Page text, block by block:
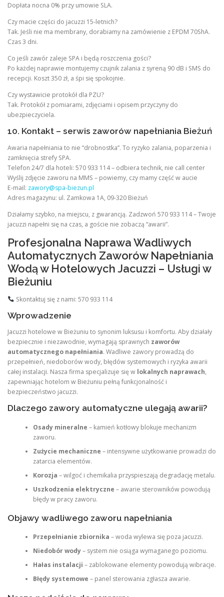
Dopłata nocna 0% przy umowie SLA.
Czy macie części do jacuzzi 15-letnich?
Tak. Jeśli nie ma membrany, dorabiamy na zamówienie z EPDM 70ShA.
Czas 3 dni.
Co jeśli zawór zaleje SPA i będą roszczenia gości?
Po każdej naprawie montujemy czujnik zalania z syreną 90 dB i SMS do
recepcji. Koszt 350 zł, a śpi się spokojnie.
Czy wystawicie protokół dla PZU?
Tak. Protokół z pomiarami, zdjęciami i opisem przyczyny do
ubezpieczyciela.
10. Kontakt – serwis zaworów napełniania Bieżuń
Awaria napełniania to nie “drobnostka”. To ryzyko zalania, poparzenia i
zamknięcia strefy SPA.
Telefon 24/7 dla hoteli: 570 933 114 – odbiera technik, nie call center
Wyślij zdjęcie zaworu na MMS – powiemy, czy mamy część w aucie
E-mail: zawory@spa-biezun.pl
Adres magazynu: ul. Zamkowa 1A, 09-320 Bieżuń
Działamy szybko, na miejscu, z gwarancją. Zadzwoń 570 933 114 – Twoje
jacuzzi napełni się na czas, a goście nie zobaczą “awarii”.
Profesjonalna Naprawa Wadliwych
Automatycznych Zaworów Napełniania
Wodą w Hotelowych Jacuzzi – Usługi w
Bieżuniu
Skontaktuj się z nami: 570 933 114
Wprowadzenie
Jacuzzi hotelowe w Bieżuniu to synonim luksusu i komfortu. Aby działały
bezpiecznie i niezawodnie, wymagają sprawnych zaworów
automatycznego napełniania. Wadliwe zawory prowadzą do
przepełnień, niedoborów wody, błędów systemowych i ryzyka awarii
całej instalacji. Nasza firma specjalizuje się w lokalnych naprawach,
zapewniając hotelom w Bieżuniu pełną funkcjonalność i
bezpieczeństwo jacuzzi.
Dlaczego zawory automatyczne ulegają awarii?
Osady mineralne – kamień kotłowy blokuje mechanizm
zaworu.
Zużycie mechaniczne – intensywne użytkowanie prowadzi do
zatarcia elementów.
Korozja – wilgoć i chemikalia przyspieszają degradację metalu.
Uszkodzenia elektryczne – awarie sterowników powodują
błędy w pracy zaworu.
Objawy wadliwego zaworu napełniania
Przepełnianie zbiornika – woda wylewa się poza jacuzzi.
Niedobór wody– system nie osiąga wymaganego poziomu.
Hałas instalacji – zablokowane elementy powodują wibracje.
Błędy systemowe – panel sterowania zgłasza awarie.